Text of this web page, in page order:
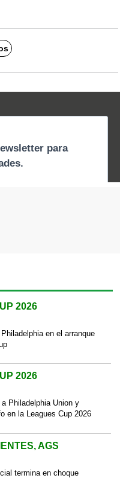
2026
en el arranque
2026
Philadelphia Union y
en la Leagues Cup 2026
AGS
termina en choque